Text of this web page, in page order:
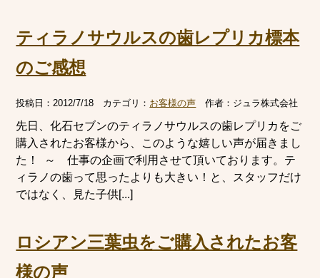
ティラノサウルスの歯レプリカ標本
のご感想
投稿日：2012/7/18 カテゴリ： お客様の声 作者： ジュラ株式会社
先日、化石セブンのティラノサウルスの歯レプリカをご
購入されたお客様から、このような嬉しい声が届きまし
た！ ～ 仕事の企画で利用させて頂いております。テ
ィラノの歯って思ったよりも大きい！と、スタッフだけ
ではなく、見た子供[...]
ロシアン三葉虫をご購入されたお客
様の声